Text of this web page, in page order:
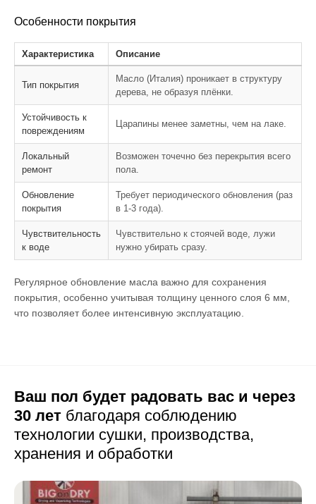
Особенности покрытия
Характеристика Описание
Тип покрытия
Масло (Италия) проникает в структуру
дерева, не образуя плёнки.
Устойчивость к
повреждениям
Царапины менее заметны, чем на лаке.
Локальный
ремонт
Возможен точечно без перекрытия всего
пола.
Обновление
покрытия
Требует периодического обновления (раз
в 1-3 года).
Чувствительность
к воде
Чувствительно к стоячей воде, лужи
нужно убирать сразу.
Регулярное обновление масла важно для сохранения
покрытия, особенно учитывая толщину ценного слоя 6 мм,
что позволяет более интенсивную эксплуатацию.
Ваш пол будет радовать вас и через
30 лет благодаря соблюдению
технологии сушки, производства,
хранения и обработки